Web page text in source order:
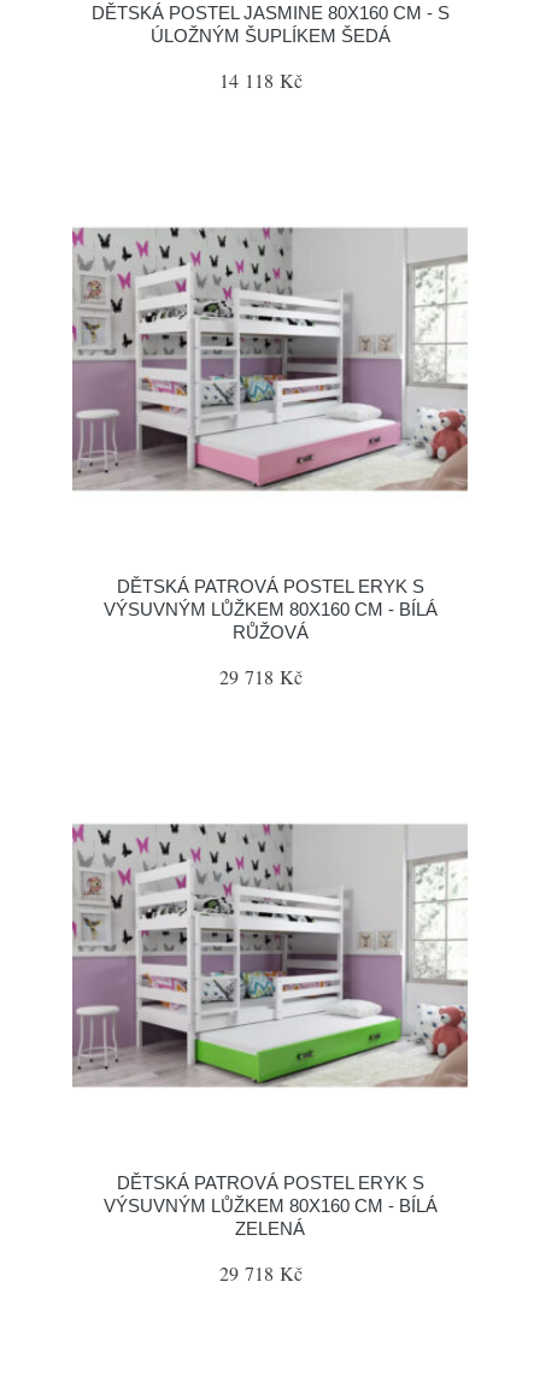
DĚTSKÁ POSTEL JASMINE 80X160 CM - S
ÚLOŽNÝM ŠUPLÍKEM ŠEDÁ
14 118 Kč
DĚTSKÁ PATROVÁ POSTEL ERYK S
VÝSUVNÝM LŮŽKEM 80X160 CM - BÍLÁ
RŮŽOVÁ
29 718 Kč
DĚTSKÁ PATROVÁ POSTEL ERYK S
VÝSUVNÝM LŮŽKEM 80X160 CM - BÍLÁ
ZELENÁ
29 718 Kč